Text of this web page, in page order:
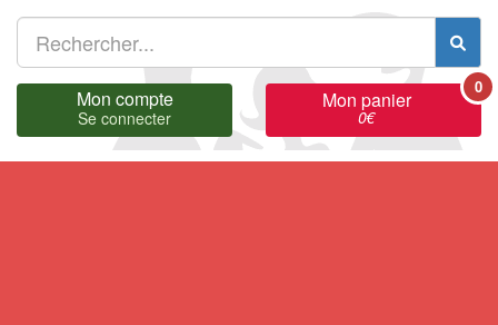
Mon compte
Se connecter
Mon panier
0€
0